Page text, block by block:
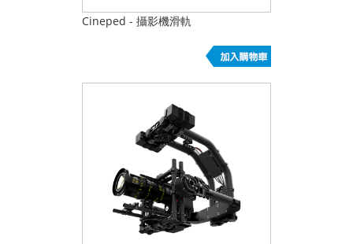
Cineped - 攝影機滑軌